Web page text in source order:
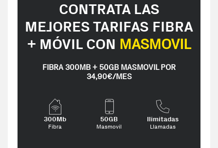
CONTRATA LAS
MEJORES TARIFAS FIBRA
+ MÓVIL CON MASMOVIL
FIBRA 300MB + 50GB MASMOVIL POR
34,90€/MES
300Mb
Fibra
50GB
Masmovil
Ilimitadas
Llamadas